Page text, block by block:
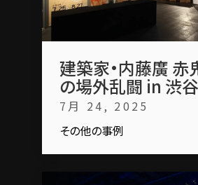
建築家・内藤廣 赤
の場外乱闘 in 渋谷
7月 24, 2025
その他の事例